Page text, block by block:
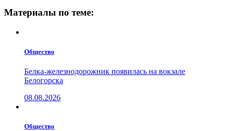
Материалы по теме:
Общество
Белка-железнодорожник появилась на вокзале
Белогорска
08.08.2026
Общество